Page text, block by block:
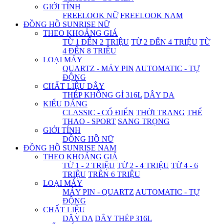
GIỚI TÍNH
FREELOOK NỮ FREELOOK NAM
ĐỒNG HỒ SUNRISE NỮ
THEO KHOẢNG GIÁ
TỪ 1 ĐẾN 2 TRIỆU TỪ 2 ĐẾN 4 TRIỆU TỪ
4 ĐẾN 8 TRIỆU
LOẠI MÁY
QUARTZ - MÁY PIN AUTOMATIC - TỰ
ĐỘNG
CHẤT LIỆU DÂY
THÉP KHÔNG GỈ 316L DÂY DA
KIỂU DÁNG
CLASSIC - CỔ ĐIỂN THỜI TRANG THỂ
THAO - SPORT SANG TRỌNG
GIỚI TÍNH
ĐỒNG HỒ NỮ
ĐỒNG HỒ SUNRISE NAM
THEO KHOẢNG GIÁ
TỪ 1 - 2 TRIỆU TỪ 2 - 4 TRIỆU TỪ 4 - 6
TRIỆU TRÊN 6 TRIỆU
LOẠI MÁY
MÁY PIN - QUARTZ AUTOMATIC - TỰ
ĐỘNG
CHẤT LIỆU
DÂY DA DÂY THÉP 316L